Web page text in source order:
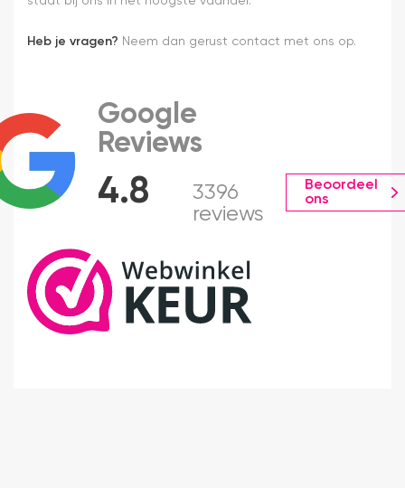
Heb je vragen? Neem dan gerust contact met ons op.
4.8
Google
Reviews
3396
reviews
Beoordeel
ons